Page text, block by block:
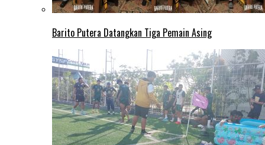
Barito Putera Datangkan Tiga Pemain Asing